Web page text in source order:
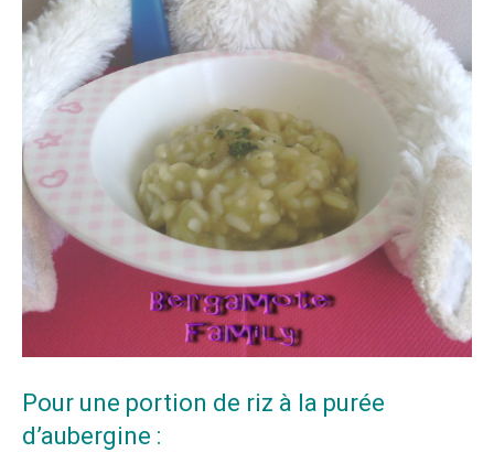
Pour une portion de riz à la purée
d’aubergine :